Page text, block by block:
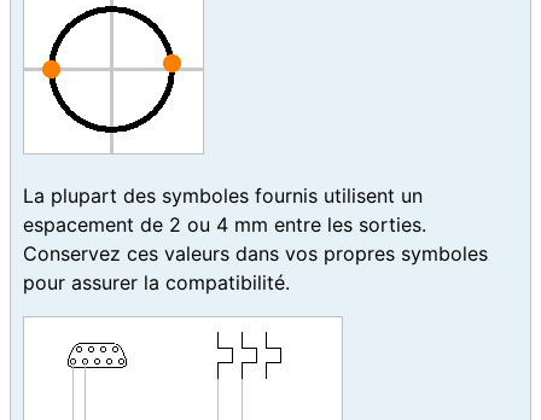
La plupart des symboles fournis utilisent un
espacement de 2 ou 4 mm entre les sorties.
Conservez ces valeurs dans vos propres symboles
pour assurer la compatibilité.